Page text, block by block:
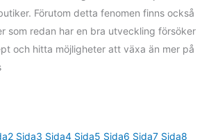
Förutom detta fenomen finns också
som redan har en bra utveckling försöker
och hitta möjligheter att växa än mer på
2 Sida3 Sida4 Sida5 Sida6 Sida7 Sida8